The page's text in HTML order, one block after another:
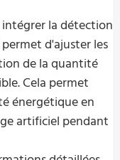
intégrer la détection
d'ajuster les
de la quantité
Cela permet
énergétique en
artificiel pendant